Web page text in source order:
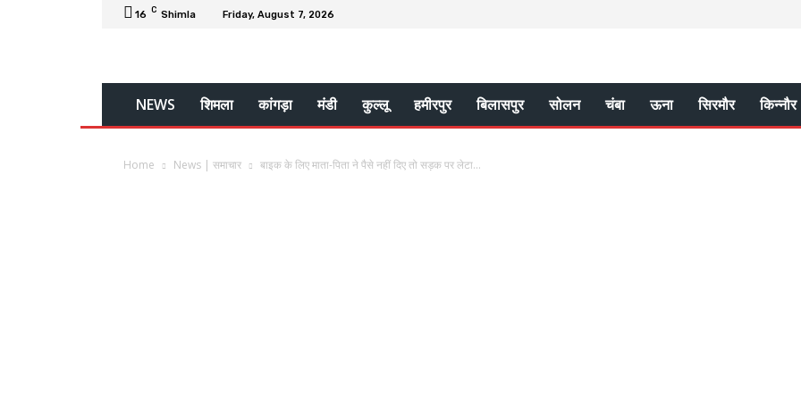
16 C Shimla Friday, August 7, 2026
NEWS शिमला कांगड़ा मंडी कुल्लू हमीरपुर बिलासपुर सोलन चंबा ऊना सिरमौर किन्नौर
Home News | समाचार बाइक के लिए माता-पिता ने पैसे नहीं दिए तो सड़क पर लेटा...